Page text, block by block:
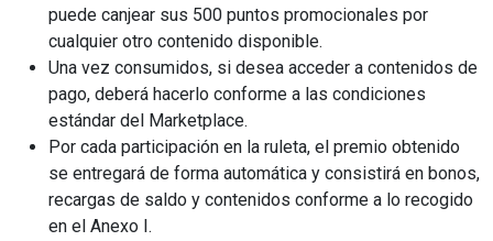
puede canjear sus 500 puntos promocionales por
cualquier otro contenido disponible.
Una vez consumidos, si desea acceder a contenidos de
pago, deberá hacerlo conforme a las condiciones
estándar del Marketplace.
Por cada participación en la ruleta, el premio obtenido
se entregará de forma automática y consistirá en bonos,
recargas de saldo y contenidos conforme a lo recogido
en el Anexo I.